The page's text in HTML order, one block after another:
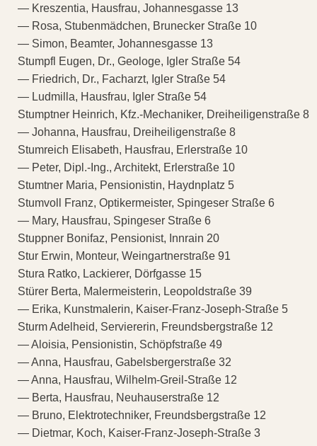
— Kreszentia, Hausfrau, Johannesgasse 13
— Rosa, Stubenmädchen, Brunecker Straße 10
— Simon, Beamter, Johannesgasse 13
Stumpfl Eugen, Dr., Geologe, Igler Straße 54
— Friedrich, Dr., Facharzt, Igler Straße 54
— Ludmilla, Hausfrau, Igler Straße 54
Stumptner Heinrich, Kfz.-Mechaniker, Dreiheiligenstraße 8
— Johanna, Hausfrau, Dreiheiligenstraße 8
Stumreich Elisabeth, Hausfrau, Erlerstraße 10
— Peter, Dipl.-Ing., Architekt, Erlerstraße 10
Stumtner Maria, Pensionistin, Haydnplatz 5
Stumvoll Franz, Optikermeister, Spingeser Straße 6
— Mary, Hausfrau, Spingeser Straße 6
Stuppner Bonifaz, Pensionist, Innrain 20
Stur Erwin, Monteur, Weingartnerstraße 91
Stura Ratko, Lackierer, Dörfgasse 15
Stürer Berta, Malermeisterin, Leopoldstraße 39
— Erika, Kunstmalerin, Kaiser-Franz-Joseph-Straße 5
Sturm Adelheid, Serviererin, Freundsbergstraße 12
— Aloisia, Pensionistin, Schöpfstraße 49
— Anna, Hausfrau, Gabelsbergerstraße 32
— Anna, Hausfrau, Wilhelm-Greil-Straße 12
— Berta, Hausfrau, Neuhauserstraße 12
— Bruno, Elektrotechniker, Freundsbergstraße 12
— Dietmar, Koch, Kaiser-Franz-Joseph-Straße 3